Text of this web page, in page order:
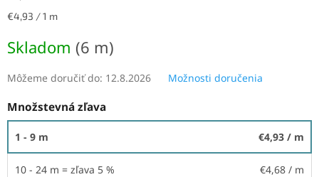
Jednotková
€4,93 / 1 m
Skladom (6 m)
Môžeme doručiť do: 12.8.2026 Možnosti doručenia
Množstevná zľava
1 - 9 m €4,93 / m
10 - 24 m = zľava 5 % €4,68 / m